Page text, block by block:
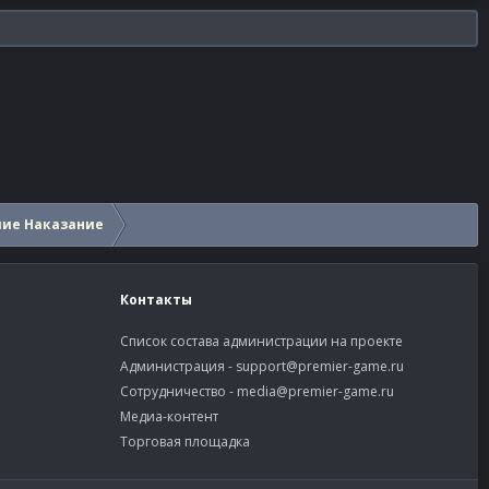
Наказание
Контакты
Список состава администрации на проекте
Администрация - support@premier-game.ru
Сотрудничество - media@premier-game.ru
Медиа-контент
Торговая площадка